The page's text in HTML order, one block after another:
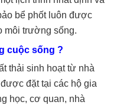
bể phốt luôn được
môi trường sống.
cuộc sống ?
thải sinh hoạt từ nhà
đặt tại các hộ gia
học, cơ quan, nhà